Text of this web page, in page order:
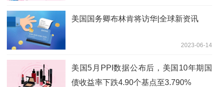
美国国务卿布林肯将访华|全球新资讯
2023-06-14
美国5月PPI数据公布后，美国10年期国
债收益率下跌4.90个基点至3.790%